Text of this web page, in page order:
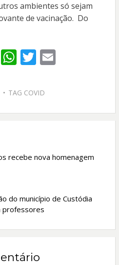
ambientes só sejam
de vacinação. Do
W
at
A
p
T
itt
E
TAG COVID
recebe nova homenagem
do município de Custódia
professores